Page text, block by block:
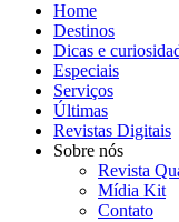
Home
Destinos
Dicas e
Especiais
Serviços
Últimas
Revistas Digitais
Sobre nós
Revista
Mídia Kit
Contato